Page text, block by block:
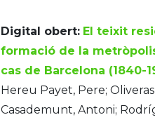
Digital obert: El teixit
formació de la
cas de Barcelona (1840-
Hereu Payet, Pere;
Casademunt, Antoni;